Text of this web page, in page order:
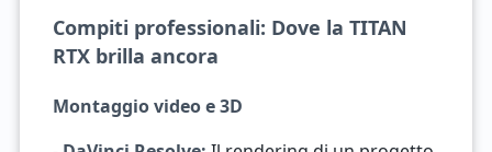
Compiti professionali: Dove la TITAN
RTX brilla ancora
Montaggio video e 3D